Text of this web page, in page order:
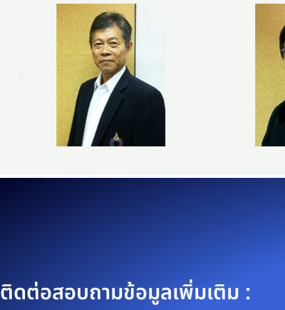
ติดต่อสอบถามข้อมูลเพิ่มเติม :